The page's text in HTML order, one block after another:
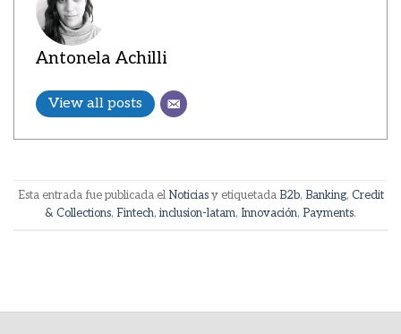
Antonela Achilli
View all posts
Esta entrada fue publicada el Noticiasy etiquetada B2b, Banking, Credit
& Collections, Fintech, inclusion-latam, Innovación, Payments.